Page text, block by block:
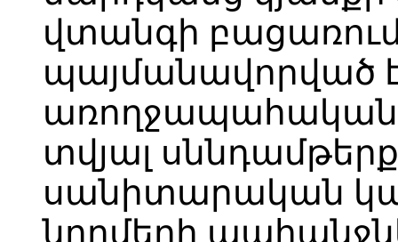
վտանգի
պայմանավորված
առողջապահական
տվյալ
սանիտարական
նորմերի